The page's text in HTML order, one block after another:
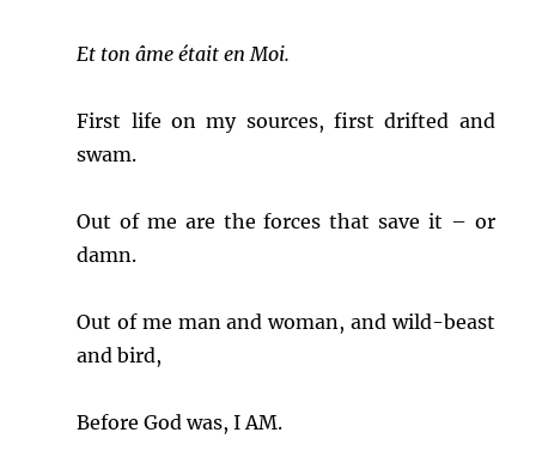
Et ton âme était en Moi.
First life on my sources, first drifted and
swam.
Out of me are the forces that save it – or
damn.
Out of me man and woman, and wild-beast
and bird,
Before God was, I AM.